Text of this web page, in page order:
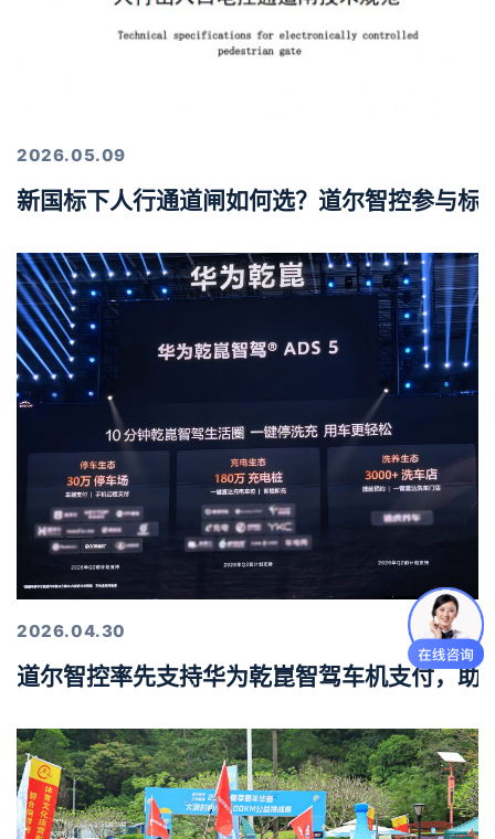
2026.05.09
新国标下人行通道闸如何选？道尔智控参与标
2026.04.30
道尔智控率先支持华为乾崑智驾车机支付，助